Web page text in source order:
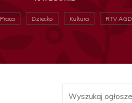
Praca Dziecko Kultura RTV AGD